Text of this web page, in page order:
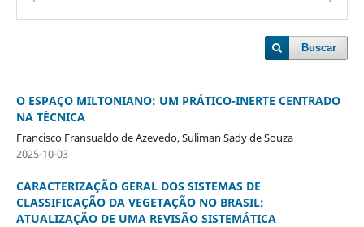
Buscar
O ESPAÇO MILTONIANO: UM PRÁTICO-INERTE CENTRADO
NA TÉCNICA
Francisco Fransualdo de Azevedo, Suliman Sady de Souza
2025-10-03
CARACTERIZAÇÃO GERAL DOS SISTEMAS DE
CLASSIFICAÇÃO DA VEGETAÇÃO NO BRASIL:
ATUALIZAÇÃO DE UMA REVISÃO SISTEMÁTICA